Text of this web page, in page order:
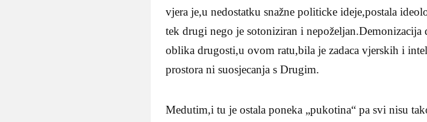
vjera je,u nedostatku snažne politicke ideje,postala
tek drugi nego je sotoniziran i
oblika drugosti,u ovom ratu,bila je zadaca vjerskih i
prostora ni suosjecanja s Drugim.
Medutim,i tu je ostala poneka „pukotina“ pa svi nisu